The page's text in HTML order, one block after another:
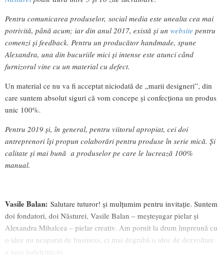
Pentru comunicarea produselor, social media este unealta cea mai
potrivită, până acum; iar din anul 2017, există şi un website pentru
comenzi și feedback. Pentru un producător handmade, spune
Alexandra, una din bucuriile mici și intense este atunci când
furnizorul vine cu un material cu defect.
Un material ce nu va fi acceptat niciodată de „marii designeri”, din
care suntem absolut siguri că vom concepe şi confecţiona un produs
unic 100%.
Pentru 2019 și, în general, pentru viitorul apropiat, cei doi
antreprenori își propun colaborări pentru produse în serie mică. Și
calitate și mai bună a produselor pe care le lucrează 100%
manual.
Vasile Balan: Salutare tuturor! şi mulţumim pentru invitaţie. Suntem
doi fondatori, doi Năsturei, Vasile Balan – meşteşugar pielar şi
Alexandra Mihalcea – pielar creativ. Am pornit la drum împreună cu
o idee nu neaparat de business, ci mai degrabă o idee de dezvoltare
a unei îndeletniciri.